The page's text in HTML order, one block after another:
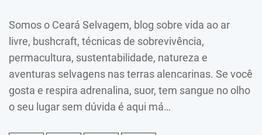
Somos o Ceará Selvagem, blog sobre vida ao ar
livre, bushcraft, técnicas de sobrevivência,
permacultura, sustentabilidade, natureza e
aventuras selvagens nas terras alencarinas. Se você
gosta e respira adrenalina, suor, tem sangue no olho
o seu lugar sem dúvida é aqui má…